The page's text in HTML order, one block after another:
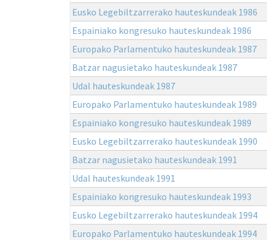
Eusko Legebiltzarrerako hauteskundeak 1986
Espainiako kongresuko hauteskundeak 1986
Europako Parlamentuko hauteskundeak 1987
Batzar nagusietako hauteskundeak 1987
Udal hauteskundeak 1987
Europako Parlamentuko hauteskundeak 1989
Espainiako kongresuko hauteskundeak 1989
Eusko Legebiltzarrerako hauteskundeak 1990
Batzar nagusietako hauteskundeak 1991
Udal hauteskundeak 1991
Espainiako kongresuko hauteskundeak 1993
Eusko Legebiltzarrerako hauteskundeak 1994
Europako Parlamentuko hauteskundeak 1994